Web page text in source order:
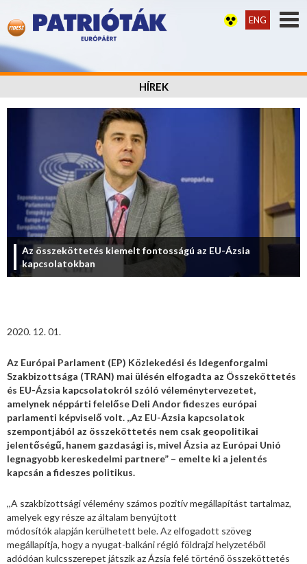
ENG
HÍREK
Az összeköttetés kiemelt fontosságú az EU-Ázsia
kapcsolatokban
2020. 12. 01.
Az Európai Parlament (EP) Közlekedési és Idegenforgalmi
Szakbizottsága (TRAN) mai ülésén elfogadta az Összeköttetés
és EU-Ázsia kapcsolatokról szóló véleménytervezetet,
amelynek néppárti felelőse Deli Andor fideszes európai
parlamenti képviselő volt. ,,Az EU-Ázsia kapcsolatok
szempontjából az összeköttetés nem csak geopolitikai
jelentőségű, hanem gazdasági is, mivel Ázsia az Európai Unió
legnagyobb kereskedelmi partnere” – emelte ki a jelentés
kapcsán a fideszes politikus.
,,A szakbizottsági vélemény számos pozitív megállapítást tartalmaz,
amelyek egy része az általam benyújtott
módosítók alapján kerülhetett bele. Az elfogadott szöveg
megállapítja, hogy a nyugat-balkáni régió földrajzi helyzetéből
adódóan kulcsszerepet játszik az Ázsia felé történő összeköttetés